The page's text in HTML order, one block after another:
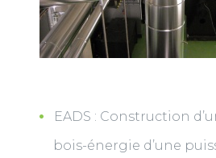
EADS : Construction
bois-énergie d’une